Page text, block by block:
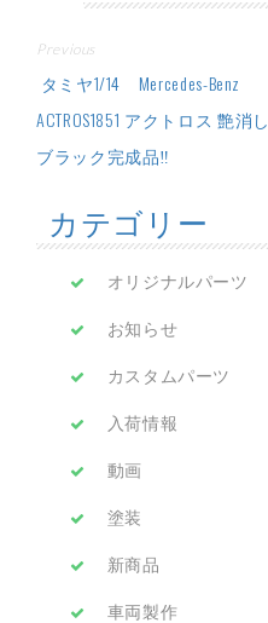
投
稿
ナ
ビ
ゲ
ー
シ
ョ
ン
Previous
タミヤ1/14 Mercedes-Benz
ACTROS1851 アクトロス 艶消し
ブラック完成品‼
カテゴリー
オリジナルパーツ
お知らせ
カスタムパーツ
入荷情報
動画
塗装
新商品
車両製作